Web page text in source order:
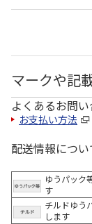
マークや記
よくあるお問
お支払い方法
配送情報につい
ゆうパック
す
チルドゆう
します